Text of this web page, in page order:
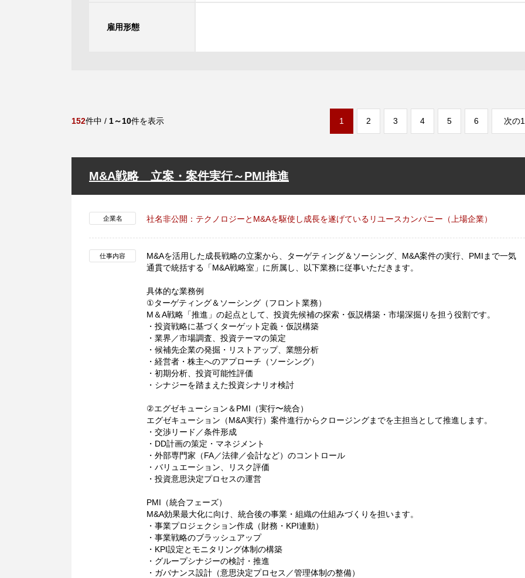
雇用形態
152件中 / 1～10件を表示 1 2 3 4 5 6 次の
M&A戦略 立案・案件実行～PMI推進
企業名 社名非公開：テクノロジーとM&Aを駆使し成長を遂げているリユースカンパニー（上場企業）
仕事内容
M&Aを活用した成長戦略の立案から、ターゲティング＆ソーシング、M&A案件の実行、PMIまで一気
通貫で統括する「M&A戦略室」に所属し、以下業務に従事いただきます。
具体的な業務例
①ターゲティング＆ソーシング（フロント業務）
M＆A戦略「推進」の起点として、投資先候補の探索・仮説構築・市場深掘りを担う役割です。
・投資戦略に基づくターゲット定義・仮説構築
・業界／市場調査、投資テーマの策定
・候補先企業の発掘・リストアップ、業態分析
・経営者・株主へのアプローチ（ソーシング）
・初期分析、投資可能性評価
・シナジーを踏まえた投資シナリオ検討
②エグゼキューション＆PMI（実行〜統合）
エグゼキューション（M&A実行）案件進行からクロージングまでを主担当として推進します。
・交渉リード／条件形成
・DD計画の策定・マネジメント
・外部専門家（FA／法律／会計など）のコントロール
・バリュエーション、リスク評価
・投資意思決定プロセスの運営
PMI（統合フェーズ）
M&A効果最大化に向け、統合後の事業・組織の仕組みづくりを担います。
・事業プロジェクション作成（財務・KPI連動）
・事業戦略のブラッシュアップ
・KPI設定とモニタリング体制の構築
・グループシナジーの検討・推進
・ガバナンス設計（意思決定プロセス／管理体制の整備）